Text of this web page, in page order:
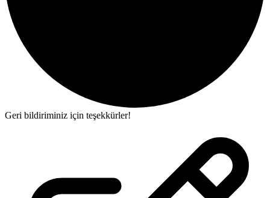
Geri bildiriminiz için teşekkürler!